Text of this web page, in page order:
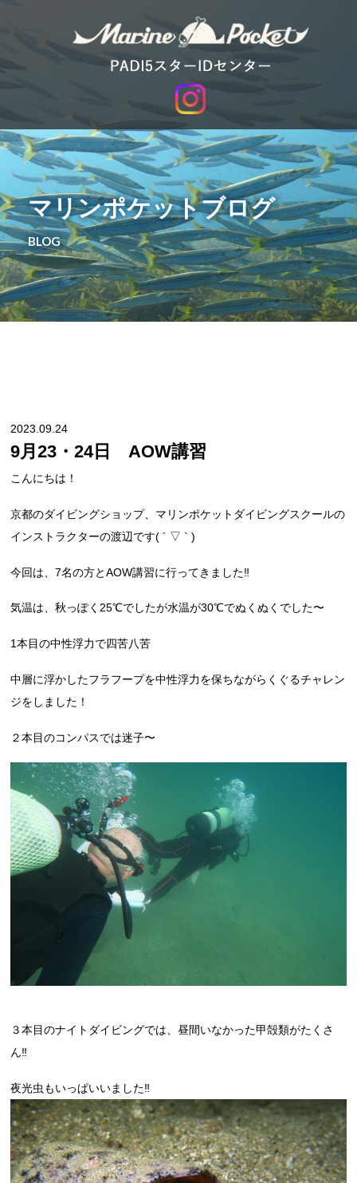
マリンポケットブログ
BLOG
2023.09.24
9月23・24日 AOW講習
こんにちは！
京都のダイビングショップ、マリンポケットダイビングスクールの
インストラクターの渡辺です( ´ ▽ ` )
今回は、7名の方とAOW講習に行ってきました‼︎
気温は、秋っぽく25℃でしたが水温が30℃でぬくぬくでした〜
1本目の中性浮力で四苦八苦
中層に浮かしたフラフープを中性浮力を保ちながらくぐるチャレン
ジをしました！
２本目のコンパスでは迷子〜
３本目のナイトダイビングでは、昼間いなかった甲殻類がたくさ
ん‼︎
夜光虫もいっぱいいました‼︎